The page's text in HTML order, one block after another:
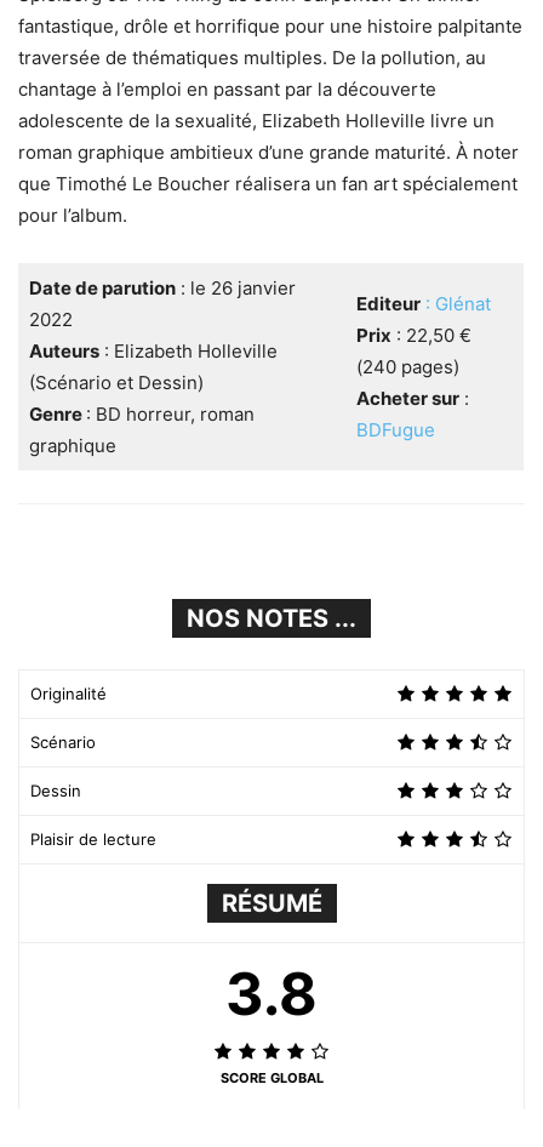
fantastique, drôle et horrifique pour une histoire palpitante
traversée de thématiques multiples. De la pollution, au
chantage à l’emploi en passant par la découverte
adolescente de la sexualité, Elizabeth Holleville livre un
roman graphique ambitieux d’une grande maturité. À noter
que Timothé Le Boucher réalisera un fan art spécialement
pour l’album.
Date de parution: le 26 janvier
2022
Auteurs: Elizabeth Holleville
(Scénario et Dessin)
Genre : BD horreur, roman
graphique
Editeur : Glénat
Prix : 22,50 €
(240 pages)
Acheter sur:
BDFugue
NOS NOTES ...
Originalité
Scénario
Dessin
Plaisir de lecture
RÉSUMÉ
3.8
SCORE GLOBAL